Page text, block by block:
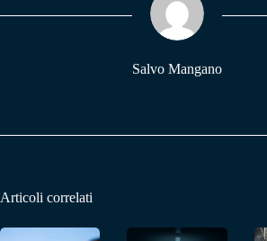
pp m
Salvo Mangano
Articoli correlati